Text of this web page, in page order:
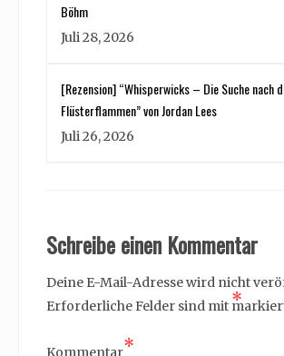
Böhm
Juli 28, 2026
[Rezension] “Whisperwicks – Die Suche nach
Flüsterflammen” von Jordan Lees
Juli 26, 2026
Schreibe einen Kommentar
Deine E-Mail-Adresse wird nicht
Erforderliche Felder sind mit *
Kommentar*